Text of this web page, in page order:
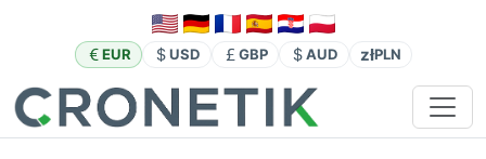
EUR USD GBP AUD złPLN